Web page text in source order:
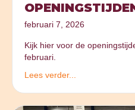
februari 7, 2026
Kijk hier voor de
februari.
Lees verder...